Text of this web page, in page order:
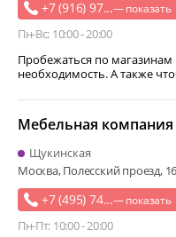
+7 (916) 97...— показать
Пн-Вс: 10:00 - 20:00
Пробежаться по магазинам
необходимость. А также
+7 (495) 74...— показать
Пн-Пт: 10:00 - 20:00
Мебельная компания
Щукинская
Москва, Полесский проезд, 16